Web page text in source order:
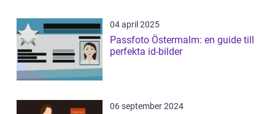
04 april 2025
Passfoto Östermalm: en guide till
perfekta id-bilder
06 september 2024